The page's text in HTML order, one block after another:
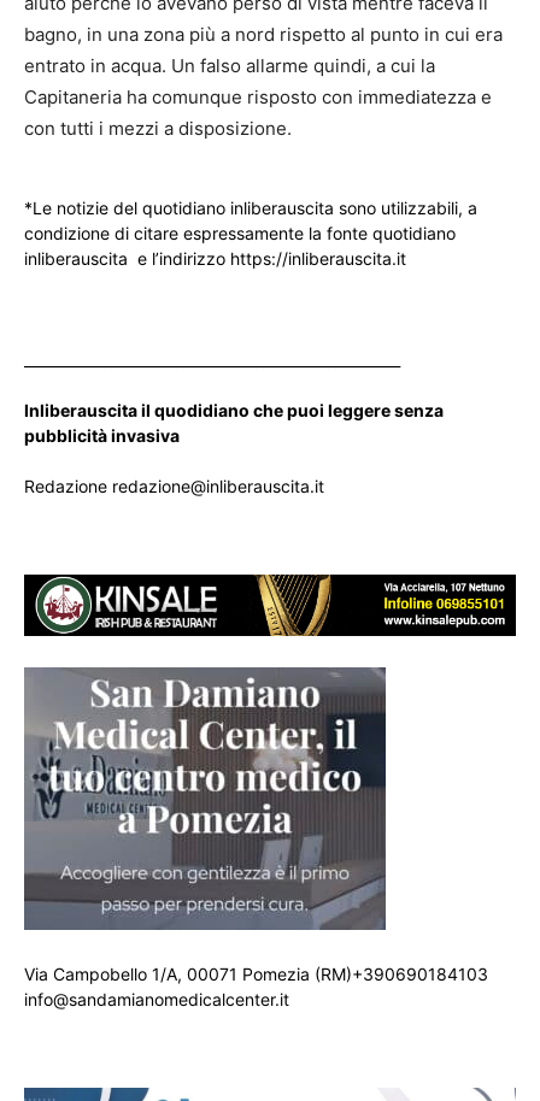
bagno, in una zona più a nord rispetto al punto in cui era
entrato in acqua. Un falso allarme quindi, a cui la
Capitaneria ha comunque risposto con immediatezza e
con tutti i mezzi a disposizione.
*Le notizie del quotidiano inliberauscita sono utilizzabili, a
condizione di citare espressamente la fonte quotidiano
inliberauscita e l’indirizzo https://inliberauscita.it
Inliberauscita il quodidiano che puoi leggere senza
pubblicità invasiva
Redazione redazione@inliberauscita.it
Via Campobello 1/A, 00071 Pomezia (RM)+390690184103
info@sandamianomedicalcenter.it